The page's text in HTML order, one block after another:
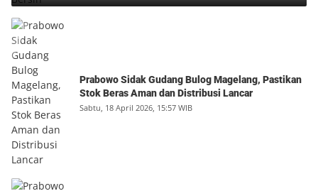
Prabowo Sidak Gudang Bulog Magelang, Pastikan
Stok Beras Aman dan Distribusi Lancar
Sabtu, 18 April 2026, 15:57 WIB